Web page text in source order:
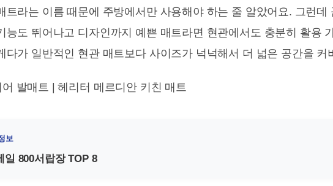
트라는 이름 때문에 주방에서만 사용해야 하는 줄 알았어요. 그런데
능도 뛰어나고 디자인까지 예쁜 매트라면 현관에서도 충분히 활용
다가 일반적인 현관 매트보다 사이즈가 넉넉해서 더 넓은 공간을 커
일 800서랍장 TOP 8